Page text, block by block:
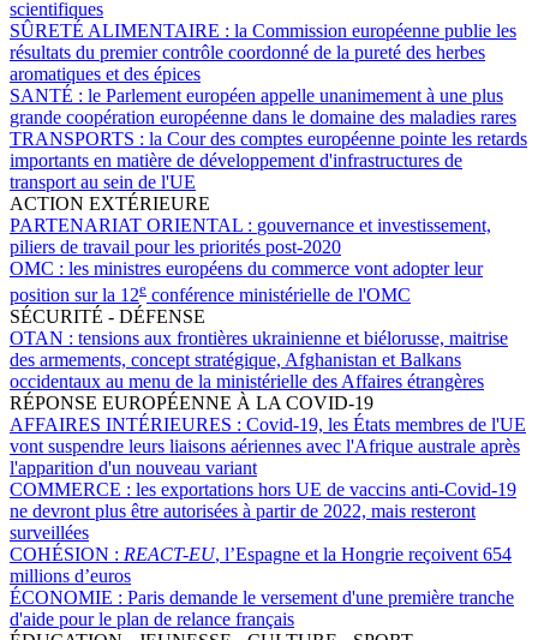
scientifiques
SÛRETÉ ALIMENTAIRE : la Commission européenne publie les
résultats du premier contrôle coordonné de la pureté des herbes
aromatiques et des épices
SANTÉ : le Parlement européen appelle unanimement à une plus
grande coopération européenne dans le domaine des maladies rares
TRANSPORTS : la Cour des comptes européenne pointe les retards
importants en matière de développement d'infrastructures de
transport au sein de l'UE
ACTION EXTÉRIEURE
PARTENARIAT ORIENTAL : gouvernance et investissement,
piliers de travail pour les priorités post-2020
OMC : les ministres européens du commerce vont adopter leur
position sur la 12e conférence ministérielle de l'OMC
SÉCURITÉ - DÉFENSE
OTAN : tensions aux frontières ukrainienne et biélorusse, maitrise
des armements, concept stratégique, Afghanistan et Balkans
occidentaux au menu de la ministérielle des Affaires étrangères
RÉPONSE EUROPÉENNE À LA COVID-19
AFFAIRES INTÉRIEURES : Covid-19, les États membres de l'UE
vont suspendre leurs liaisons aériennes avec l'Afrique australe après
l'apparition d'un nouveau variant
COMMERCE : les exportations hors UE de vaccins anti-Covid-19
ne devront plus être autorisées à partir de 2022, mais resteront
surveillées
COHÉSION : REACT-EU, l’Espagne et la Hongrie reçoivent 654
millions d’euros
ÉCONOMIE : Paris demande le versement d'une première tranche
d'aide pour le plan de relance français